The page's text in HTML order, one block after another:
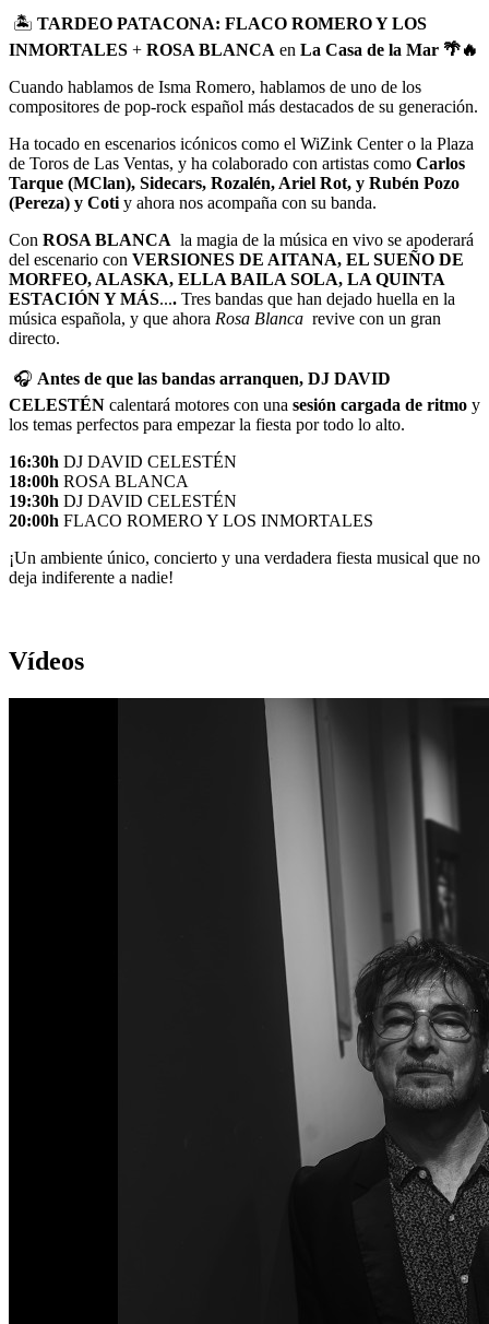
🏝️ TARDEO PATACONA: FLACO ROMERO Y LOS
INMORTALES + ROSA BLANCA en La Casa de la Mar 🌴🔥
Cuando hablamos de Isma Romero, hablamos de uno de los
compositores de pop-rock español más destacados de su generación.
Ha tocado en escenarios icónicos como el WiZink Center o la Plaza
de Toros de Las Ventas, y ha colaborado con artistas como Carlos
Tarque (MClan), Sidecars, Rozalén, Ariel Rot, y Rubén Pozo
(Pereza) y Coti y ahora nos acompaña con su banda.
Con ROSA BLANCA la magia de la música en vivo se apoderará
del escenario con VERSIONES DE AITANA, EL SUEÑO DE
MORFEO, ALASKA, ELLA BAILA SOLA, LA QUINTA
ESTACIÓN Y MÁS.... Tres bandas que han dejado huella en la
música española, y que ahora Rosa Blanca revive con un gran
directo.
🎧 Antes de que las bandas arranquen, DJ DAVID
CELESTÉN calentará motores con una sesión cargada de ritmo y
los temas perfectos para empezar la fiesta por todo lo alto.
16:30h DJ DAVID CELESTÉN
18:00h ROSA BLANCA
19:30h DJ DAVID CELESTÉN
20:00h FLACO ROMERO Y LOS INMORTALES
¡Un ambiente único, concierto y una verdadera fiesta musical que no
deja indiferente a nadie!
Vídeos